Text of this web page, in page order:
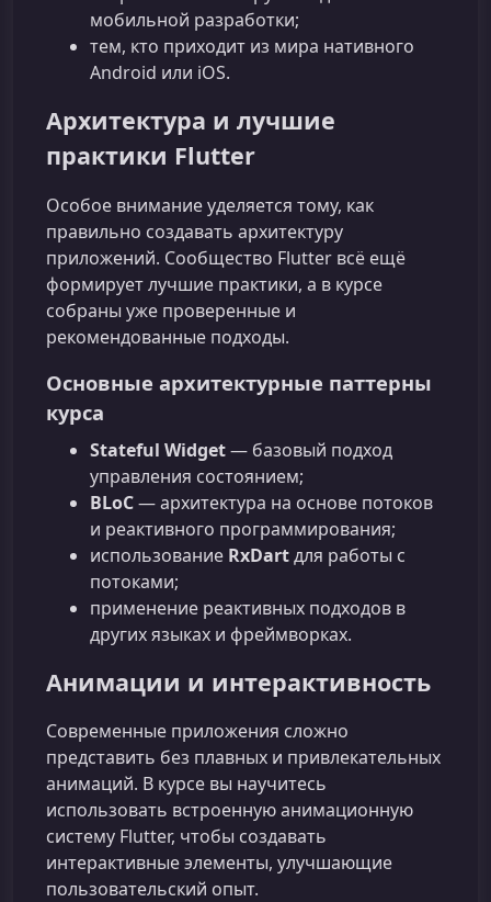
мобильной разработки;
тем, кто приходит из мира нативного
Android или iOS.
Архитектура и лучшие
практики Flutter
Особое внимание уделяется тому, как
правильно создавать архитектуру
приложений. Сообщество Flutter всё ещё
формирует лучшие практики, а в курсе
собраны уже проверенные и
рекомендованные подходы.
Основные архитектурные паттерны
курса
Stateful Widget— базовый подход
управления состоянием;
BLoC— архитектура на основе потоков
и реактивного программирования;
использование RxDartдля работы с
потоками;
применение реактивных подходов в
других языках и фреймворках.
Анимации и интерактивность
Современные приложения сложно
представить без плавных и привлекательных
анимаций. В курсе вы научитесь
использовать встроенную анимационную
систему Flutter, чтобы создавать
интерактивные элементы, улучшающие
пользовательский опыт.